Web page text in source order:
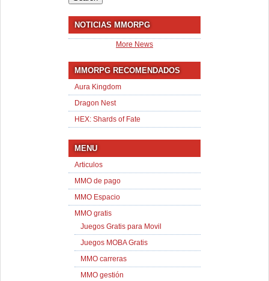
NOTICIAS MMORPG
More News
MMORPG RECOMENDADOS
Aura Kingdom
Dragon Nest
HEX: Shards of Fate
MENU
Articulos
MMO de pago
MMO Espacio
MMO gratis
Juegos Gratis para Movil
Juegos MOBA Gratis
MMO carreras
MMO gestión